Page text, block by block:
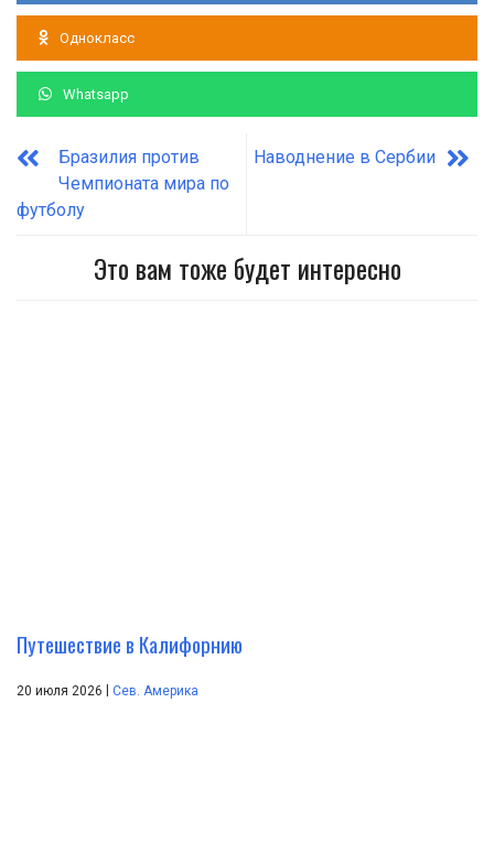
Однокласс
Whatsapp
Бразилия против
Чемпионата мира по
футболу
Наводнение в Сербии
Это вам тоже будет интересно
Путешествие в Калифорнию
20 июля 2026 | Сев. Америка